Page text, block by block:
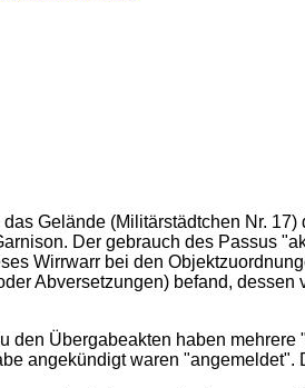
Gelände (Militärstädtchen Nr.
Der gebrauch des Passus
Wirrwarr bei den
Abversetzungen) befand,
den Übergabeakten haben
angekündigt waren